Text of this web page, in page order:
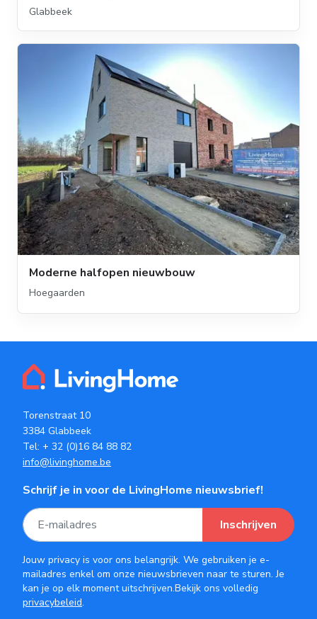
Glabbeek
Moderne halfopen nieuwbouw
Hoegaarden
Torenstraat 10
3384 Glabbeek
Tel: + 32 (0)16 84 88 82
info@livinghome.be
Schrijf je in voor de LivingHome nieuwsbrief!
Inschrijven
Jouw privacy is voor ons belangrijk. We gebruiken je e-
mailadres enkel om onze nieuwsbrieven naar te sturen. Je
kan je op elk moment uitschrijven.Bekijk ons volledig
privacybeleid.